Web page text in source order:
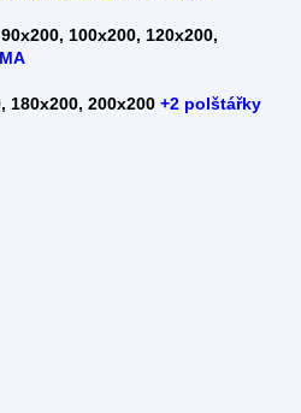
100x200, 120x200,
180x200, 200x200 +2 polštářky